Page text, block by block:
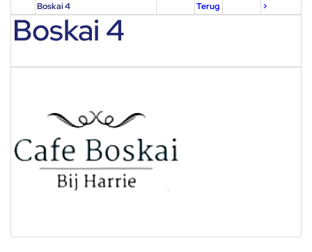
Boskai 4
Terug
>
Boskai 4